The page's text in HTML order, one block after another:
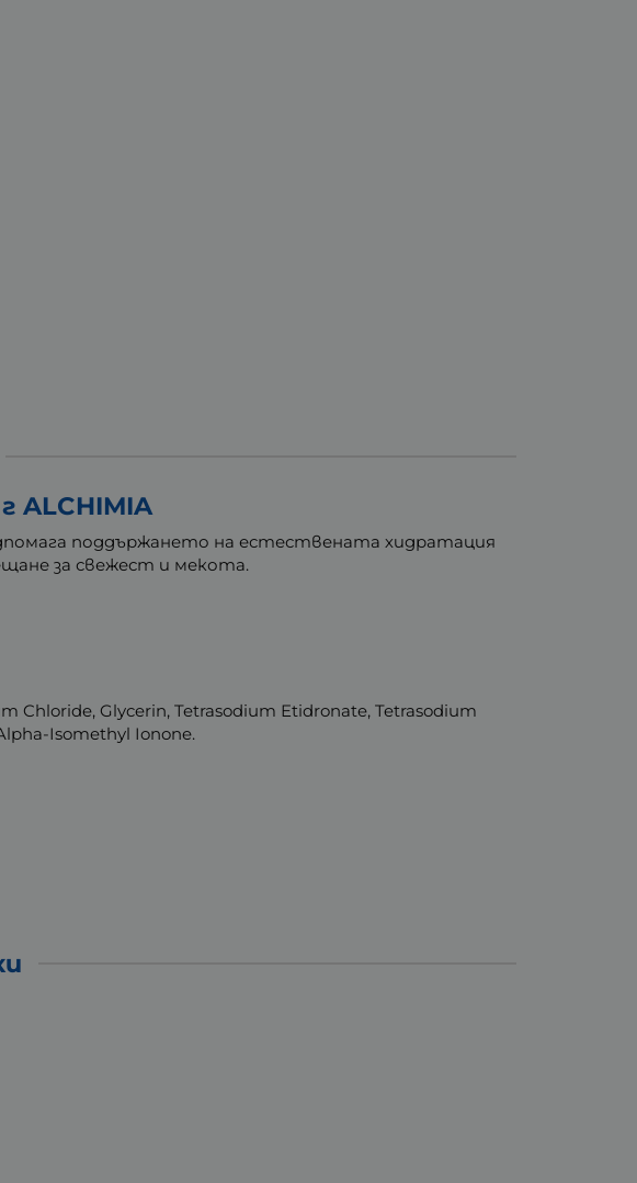
ALCHIMIA
поддържането на естествената хидратация
за свежест и мекота.
Chloride, Glycerin, Tetrasodium Etidronate, Tetrasodium
Isomethyl Ionone.